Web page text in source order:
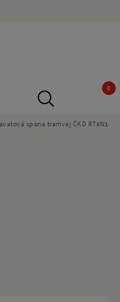
0
spona tramvaj ČKD RT6N1